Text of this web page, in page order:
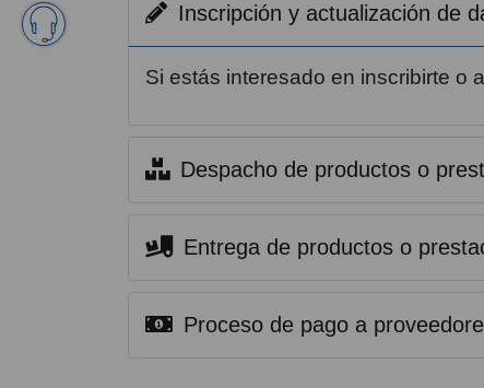
Inscripción y actualización de
Si estás interesado en inscribirte o
Despacho de productos o
Entrega de productos o
Proceso de pago a